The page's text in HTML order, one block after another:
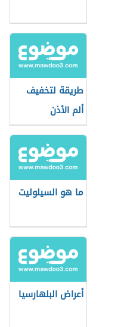
طريقة لتخفيف
ألم الأذن
ما هو السيلوليت
أعراض البلهارسيا